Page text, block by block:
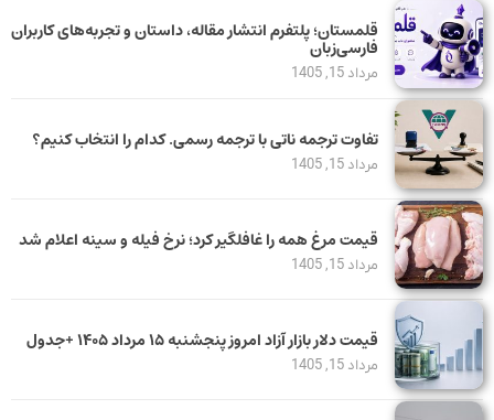
قلمستان؛ پلتفرم انتشار مقاله، داستان و تجربه‌های کاربران
فارسی‌زبان
مرداد 15, 1405
تفاوت ترجمه ناتی با ترجمه رسمی. کدام را انتخاب کنیم؟
مرداد 15, 1405
قیمت مرغ همه را غافلگیر کرد؛ نرخ فیله و سینه اعلام شد
مرداد 15, 1405
قیمت دلار بازار آزاد امروز پنجشنبه ۱۵ مرداد ۱۴۰۵ +جدول
مرداد 15, 1405